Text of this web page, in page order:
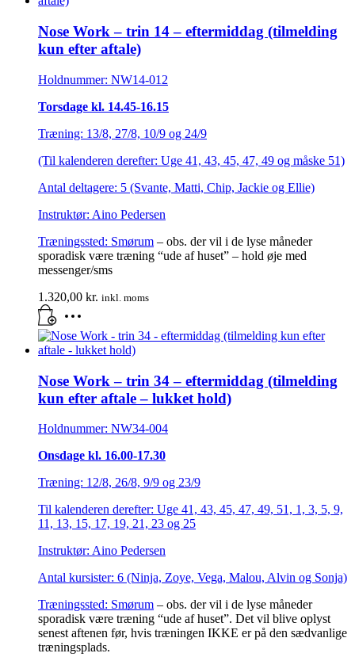
Nose Work – trin 14 – eftermiddag (tilmelding
kun efter aftale)
Holdnummer: NW14-012
Torsdage kl. 14.45-16.15
Træning: 13/8, 27/8, 10/9 og 24/9
(Til kalenderen derefter: Uge 41, 43, 45, 47, 49 og måske 51)
Antal deltagere: 5 (Svante, Matti, Chip, Jackie og Ellie)
Instruktør: Aino Pedersen
Træningssted: Smørum – obs. der vil i de lyse måneder
sporadisk være træning “ude af huset” – hold øje med
messenger/sms
1.320,00 kr. inkl. moms
Nose Work – trin 34 – eftermiddag (tilmelding
kun efter aftale – lukket hold)
Holdnummer: NW34-004
Onsdage kl. 16.00-17.30
Træning: 12/8, 26/8, 9/9 og 23/9
Til kalenderen derefter: Uge 41, 43, 45, 47, 49, 51, 1, 3, 5, 9,
11, 13, 15, 17, 19, 21, 23 og 25
Instruktør: Aino Pedersen
Antal kursister: 6 (Ninja, Zoye, Vega, Malou, Alvin og Sonja)
Træningssted: Smørum – obs. der vil i de lyse måneder
sporadisk være træning “ude af huset”. Det vil blive oplyst
senest aftenen før, hvis træningen IKKE er på den sædvanlige
træningsplads.